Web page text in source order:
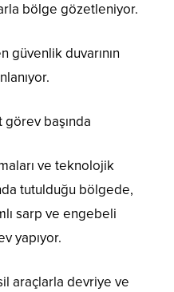
bölge gözetleniyor.
güvenlik duvarının
başında
ve teknolojik
tutulduğu bölgede,
sarp ve engebeli
yapıyor.
araçlarla devriye ve